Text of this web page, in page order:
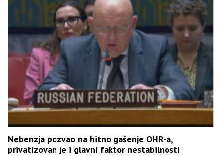
Nebenzja pozvao na hitno gašenje OHR-a,
privatizovan je i glavni faktor nestabilnosti